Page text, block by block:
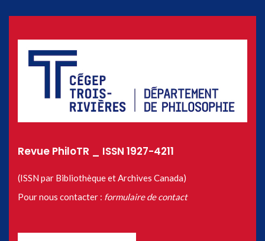
Revue PhiloTR _ ISSN 1927-4211
(ISSN par Bibliothèque et Archives Canada)
Pour nous contacter : formulaire de contact